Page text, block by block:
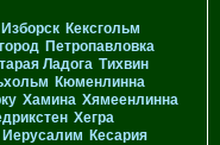
Изборск Кексгольм
Петропавловка
Ладога Тихвин
Кюменлинна
Хамина Хямеенлинна
Хегра
Иерусалим Кесария